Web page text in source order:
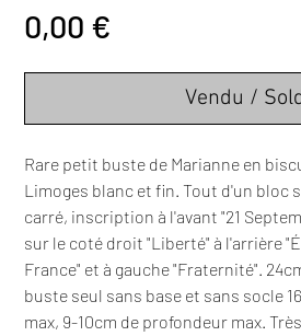
0,00 €
Vendu /
Rare petit buste de Marianne en
Limoges blanc et fin. Tout d'un bloc
carré, inscription à l'avant "21
sur le coté droit "Liberté" à l'arrière
France" et à gauche "Fraternité".
buste seul sans base et sans socle
max, 9-10cm de profondeur max.